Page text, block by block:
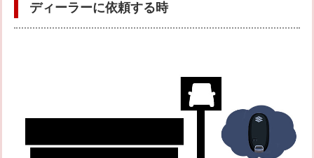
ディーラーに依頼する時